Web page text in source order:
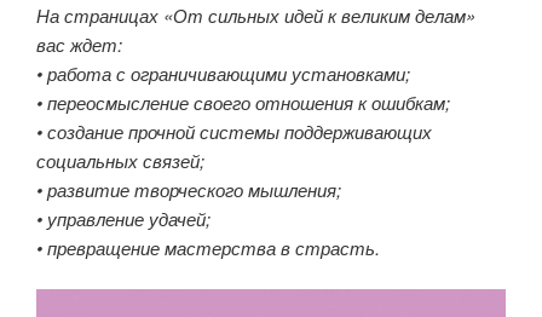
На страницах «От сильных идей к великим делам»
вас ждет:
• работа с ограничивающими установками;
• переосмысление своего отношения к ошибкам;
• создание прочной системы поддерживающих
социальных связей;
• развитие творческого мышления;
• управление удачей;
• превращение мастерства в страсть.